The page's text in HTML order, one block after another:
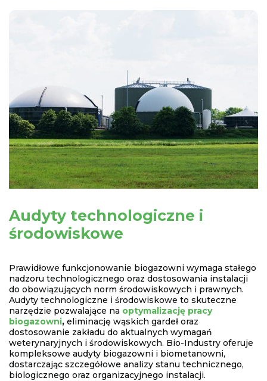
Audyty technologiczne i
środowiskowe
Prawidłowe funkcjonowanie biogazowni wymaga stałego
nadzoru technologicznego oraz dostosowania instalacji
do obowiązujących norm środowiskowych i prawnych.
Audyty technologiczne i środowiskowe to skuteczne
narzędzie pozwalające na optymalizację pracy
biogazowni, eliminację wąskich gardeł oraz
dostosowanie zakładu do aktualnych wymagań
weterynaryjnych i środowiskowych. Bio-Industry oferuje
kompleksowe audyty biogazowni i biometanowni,
dostarczając szczegółowe analizy stanu technicznego,
biologicznego oraz organizacyjnego instalacji.